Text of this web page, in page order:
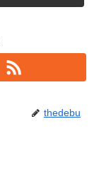
thedebu